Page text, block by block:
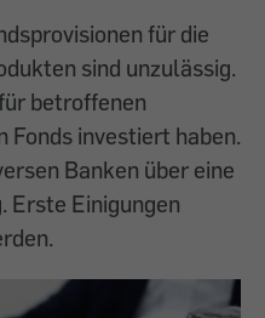
für die
sind unzulässig.
betroffenen
Fonds investiert haben.
Banken über eine
Erste Einigungen